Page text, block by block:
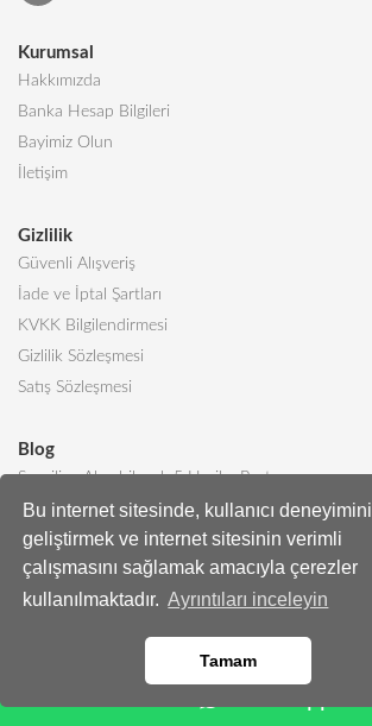
Bu internet sitesinde, kullanıcı deneyimini
geliştirmek ve internet sitesinin verimli
çalışmasını sağlamak amacıyla çerezler
kullanılmaktadır. Ayrıntıları inceleyin
Tamam
Kurumsal
Hakkımızda
Banka Hesap Bilgileri
Bayimiz Olun
İletişim
Gizlilik
Güvenli Alışveriş
İade ve İptal Şartları
KVKK Bilgilendirmesi
Gizlilik Sözleşmesi
Satış Sözleşmesi
Blog
Sevgiliye Alınabilecek 5 Harika Pasta
Butik Pasta Nedir?
Tüm Blog Yazıları